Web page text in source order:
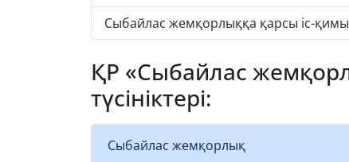
Сыбайлас жемқорлыққа қарсы іс-
ҚР «Сыбайлас
түсініктері:
Сыбайлас жемқорлық